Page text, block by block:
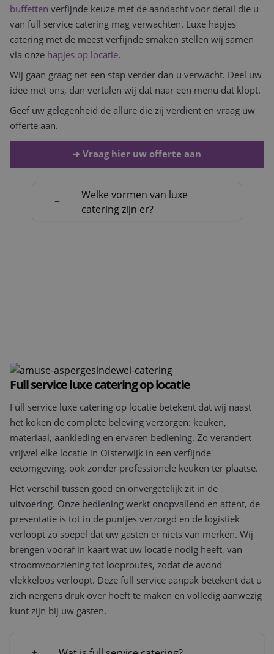
buffetten verfijnde keuze met de aandacht voor detail die u
van full service catering mag verwachten. Luxe hapjes
catering met de meest verfijnde smaken stellen wij samen
via onze hapjes op locatie.
Wij gaan graag net een stap verder dan u verwacht. Deel uw
idee met ons, dan vertalen wij dat naar een menu dat klopt.
Geef uw gelegenheid de allure die zij verdient en vraag uw
offerte aan.
➜ Vraag hier uw offerte aan
Welke vormen van luxe
catering zijn er?
Full service luxe catering op locatie
Full service luxe catering op locatie betekent dat wij naast
het koken de complete beleving verzorgen: keuken,
materiaal, aankleding en ervaren bediening. Zo verandert
vrijwel elke locatie in Oisterwijk in een verfijnde
eetomgeving, ook zonder professionele keuken ter plaatse.
Het verschil tussen goed en onvergetelijk zit in de
uitvoering. Onze bediening werkt onopvallend en attent, de
presentatie is tot in de puntjes verzorgd en de logistiek
verloopt zo soepel dat uw gasten er niets van merken. Wij
brengen vooraf in kaart wat uw locatie nodig heeft, van
stroomvoorziening tot looproutes, zodat de avond
vlekkeloos verloopt. Deze full service aanpak betekent dat u
zich nergens druk over hoeft te maken en volledig aanwezig
kunt zijn bij uw gasten.